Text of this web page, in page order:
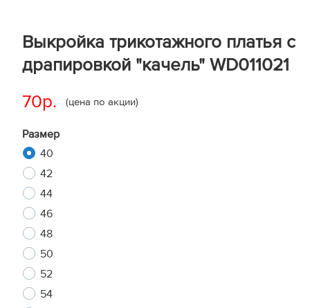
Выкройка трикотажного платья с
драпировкой "качель" WD011021
70р. (цена по акции)
Размер
40
42
44
46
48
50
52
54